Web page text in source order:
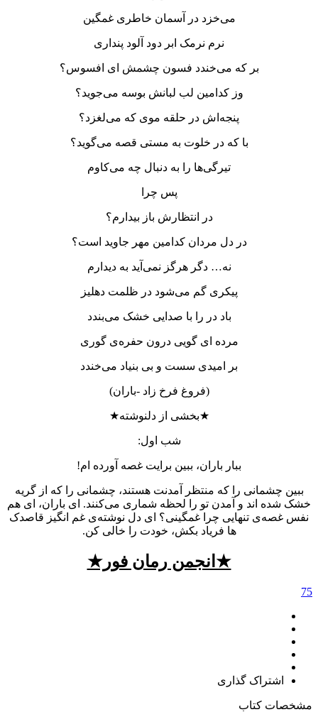
می‌خزد در آسمان خاطری غمگین
نرم نرمک ابر دود آلود پنداری
بر که می‌خندد فسون چشمش ای افسوس؟
وز کدامین لب لبانش بوسه می‌جوید؟
پنجه‌اش در حلقه موی که می‌لغزد؟
با که در خلوت به مستی قصه می‌گوید؟
تیرگی‌ها را به دنبال چه می‌کاوم
پس چرا
در انتظارش باز بیدارم؟
در دل مردان کدامین مهر جاوید است؟
نه… دگر هرگز نمی‌آید به دیدارم
پیکری گم می‌شود در ظلمت دهلیز
باد در را با صدایی خشک می‌بندد
مرده ای گویی درون حفره‌ی گوری
بر امیدی سست و بی بنیاد می‌خندد
(فروغ فرخ زاد -باران)
★بخشی از دلنوشته★
شب اول:
ببار باران، ببین برایت غصه آورده ام!
ببین چشمانی را که منتظر آمدنت هستند، چشمانی را که از گریه
خشک شده اند و آمدن تو را لحظه شماری می‌کنند. ای باران، ای هم
نفس غصه‌ی تنهایی چرا غمگینی؟ ای دل نوشته‌ی غم انگیز قاصدک
ها فریاد بکش، خودت را خالی کن.
★انجمن رمان فور★
75
اشتراک گذاری
مشخصات کتاب